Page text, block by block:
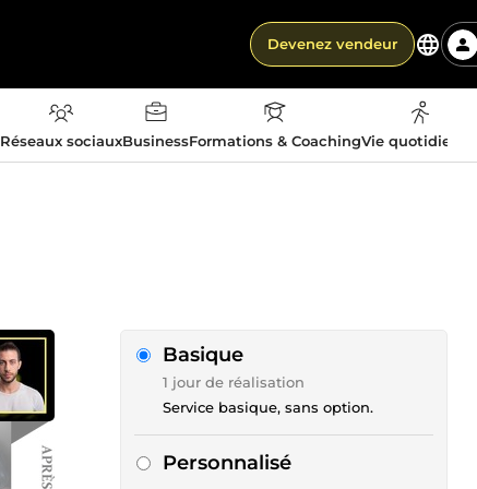
Devenez vendeur
Réseaux sociauxBusinessFormations & CoachingVie
Basique
1 jour de réalisation
Service basique, sans option.
Personnalisé